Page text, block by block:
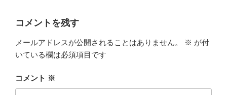
コメントを残す
メールアドレスが公開されることはありません。 ※ が付
いている欄は必須項目です
コメント ※